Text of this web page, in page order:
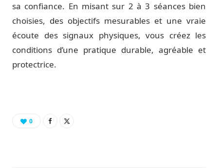
sa confiance. En misant sur 2 à 3 séances bien
choisies, des objectifs mesurables et une vraie
écoute des signaux physiques, vous créez les
conditions d’une pratique durable, agréable et
protectrice.
0